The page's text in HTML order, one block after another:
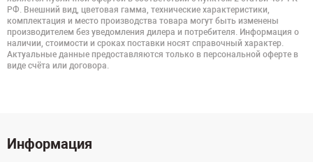
РФ. Внешний вид, цветовая гамма, технические характеристики,
комплектация и место производства товара могут быть изменены
производителем без уведомления дилера и потребителя. Информация о
наличии, стоимости и сроках поставки носят справочный характер.
Актуальные данные предоставляются только в персональной оферте в
виде счёта или договора.
Информация